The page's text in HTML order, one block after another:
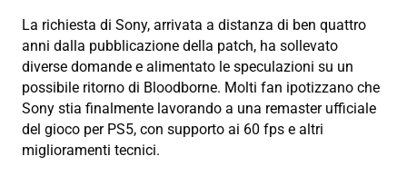
La richiesta di Sony, arrivata a distanza di ben quattro
anni dalla pubblicazione della patch, ha sollevato
diverse domande e alimentato le speculazioni su un
possibile ritorno di Bloodborne. Molti fan ipotizzano che
Sony stia finalmente lavorando a una remaster ufficiale
del gioco per PS5, con supporto ai 60 fps e altri
miglioramenti tecnici.